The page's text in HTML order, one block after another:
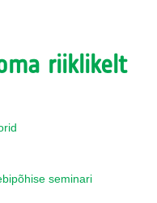
riiklikelt
seminari